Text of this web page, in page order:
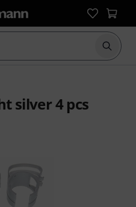
Suche
silver 4 pcs
aus 15 Kundenbewertungen